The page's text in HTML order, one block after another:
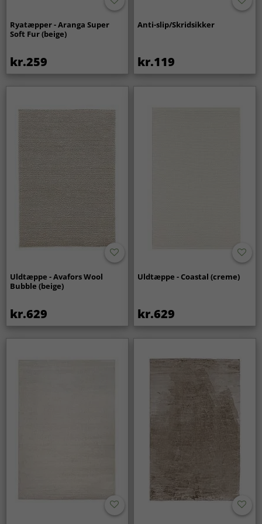
Ryatæpper - Aranga Super
Soft Fur (beige)
kr.259
Anti-slip/Skridsikker
kr.119
Uldtæppe - Avafors Wool
Bubble (beige)
kr.629
Uldtæppe - Coastal (creme)
kr.629